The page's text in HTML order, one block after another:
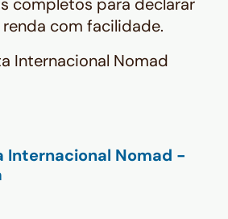
com facilidade.
Internacional Nomad